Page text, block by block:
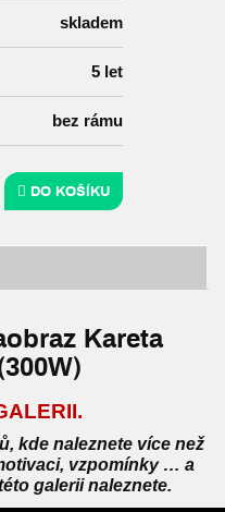
skladem
5 let
bez rámu
DO KOŠÍKU
Kareta
kde naleznete více než
vzpomínky … a
galerii naleznete.